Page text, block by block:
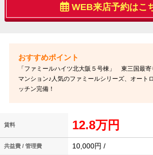
WEB来店予約はこ
「ファミールハイツ北大阪５号棟」 東三国最
マンション♪人気のファミールシリーズ、オート
ッチン完備！
賃料 12.8万円
共益費 / 管理費 10,000円 /